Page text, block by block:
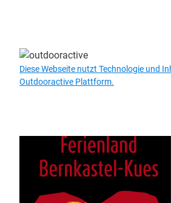
Diese Webseite nutzt Technologie und
Outdooractive Plattform.